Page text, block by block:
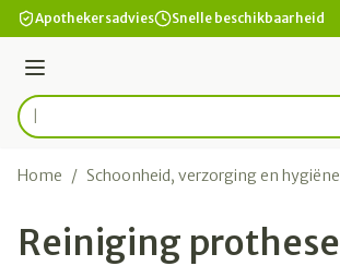
Ga naar de inhoud
Apothekersadvies Snelle beschikbaarheid
Menu
Product, merk, categorie...
Home / Schoonheid, verzorging en hygiëne
Reiniging prothese